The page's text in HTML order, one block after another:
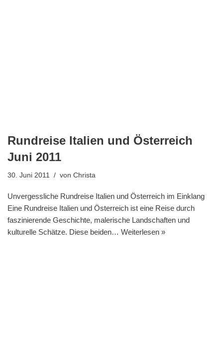
Rundreise Italien und Österreich
Juni 2011
30. Juni 2011 von Christa
Unvergessliche Rundreise Italien und Österreich im Einklang
Eine Rundreise Italien und Österreich ist eine Reise durch
faszinierende Geschichte, malerische Landschaften und
kulturelle Schätze. Diese beiden… Weiterlesen »